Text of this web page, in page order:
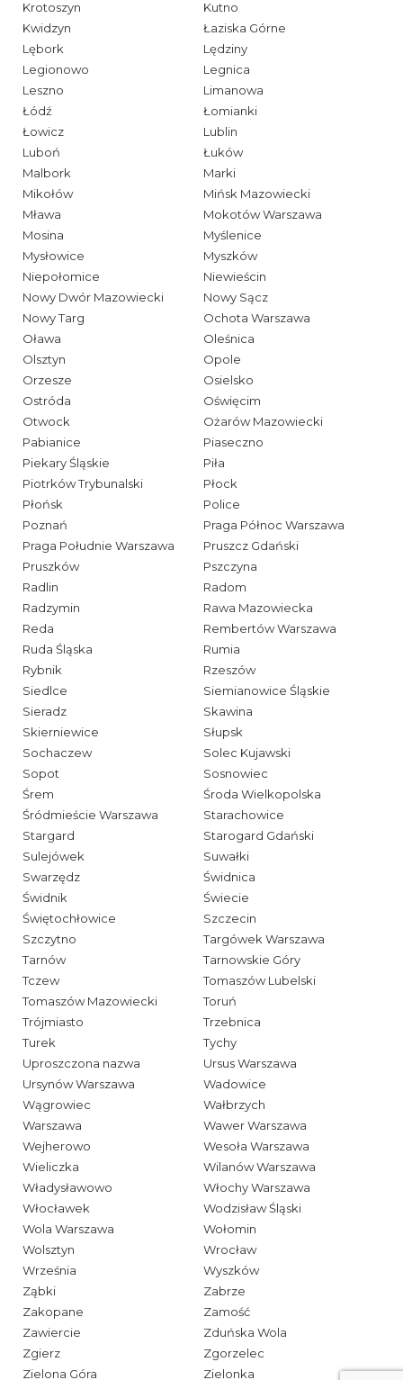
Krotoszyn
Kutno
Kwidzyn
Łaziska Górne
Lębork
Lędziny
Legionowo
Legnica
Leszno
Limanowa
Łódź
Łomianki
Łowicz
Lublin
Luboń
Łuków
Malbork
Marki
Mikołów
Mińsk Mazowiecki
Mława
Mokotów Warszawa
Mosina
Myślenice
Mysłowice
Myszków
Niepołomice
Niewieścin
Nowy Dwór Mazowiecki
Nowy Sącz
Nowy Targ
Ochota Warszawa
Oława
Oleśnica
Olsztyn
Opole
Orzesze
Osielsko
Ostróda
Oświęcim
Otwock
Ożarów Mazowiecki
Pabianice
Piaseczno
Piekary Śląskie
Piła
Piotrków Trybunalski
Płock
Płońsk
Police
Poznań
Praga Północ Warszawa
Praga Południe Warszawa
Pruszcz Gdański
Pruszków
Pszczyna
Radlin
Radom
Radzymin
Rawa Mazowiecka
Reda
Rembertów Warszawa
Ruda Śląska
Rumia
Rybnik
Rzeszów
Siedlce
Siemianowice Śląskie
Sieradz
Skawina
Skierniewice
Słupsk
Sochaczew
Solec Kujawski
Sopot
Sosnowiec
Śrem
Środa Wielkopolska
Śródmieście Warszawa
Starachowice
Stargard
Starogard Gdański
Sulejówek
Suwałki
Swarzędz
Świdnica
Świdnik
Świecie
Świętochłowice
Szczecin
Szczytno
Targówek Warszawa
Tarnów
Tarnowskie Góry
Tczew
Tomaszów Lubelski
Tomaszów Mazowiecki
Toruń
Trójmiasto
Trzebnica
Turek
Tychy
Uproszczona nazwa
Ursus Warszawa
Ursynów Warszawa
Wadowice
Wągrowiec
Wałbrzych
Warszawa
Wawer Warszawa
Wejherowo
Wesoła Warszawa
Wieliczka
Wilanów Warszawa
Władysławowo
Włochy Warszawa
Włocławek
Wodzisław Śląski
Wola Warszawa
Wołomin
Wolsztyn
Wrocław
Września
Wyszków
Ząbki
Zabrze
Zakopane
Zamość
Zawiercie
Zduńska Wola
Zgierz
Zgorzelec
Zielona Góra
Zielonka